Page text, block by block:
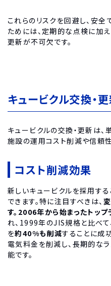
これらのリスクを回避し、安
ためには、定期的な点検に加
更新が不可欠です。
キュービクル交換・
キュービクルの交換・更新は、
施設の運用コスト削減や信頼
コスト削減効果
新しいキュービクルを採用する
できます。特に注目すべきは、
す。2006年から始まったトッ
れ、1999年のJIS規格と比べて
を約40%も削減することに成
電気料金を削減し、長期的な
能です。